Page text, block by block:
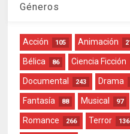
Géneros
Acción 105 Animación
Bélica 86 Ciencia Ficción
Documental 243 Drama
Fantasía 88 Musical 97
Romance 266 Terror 136